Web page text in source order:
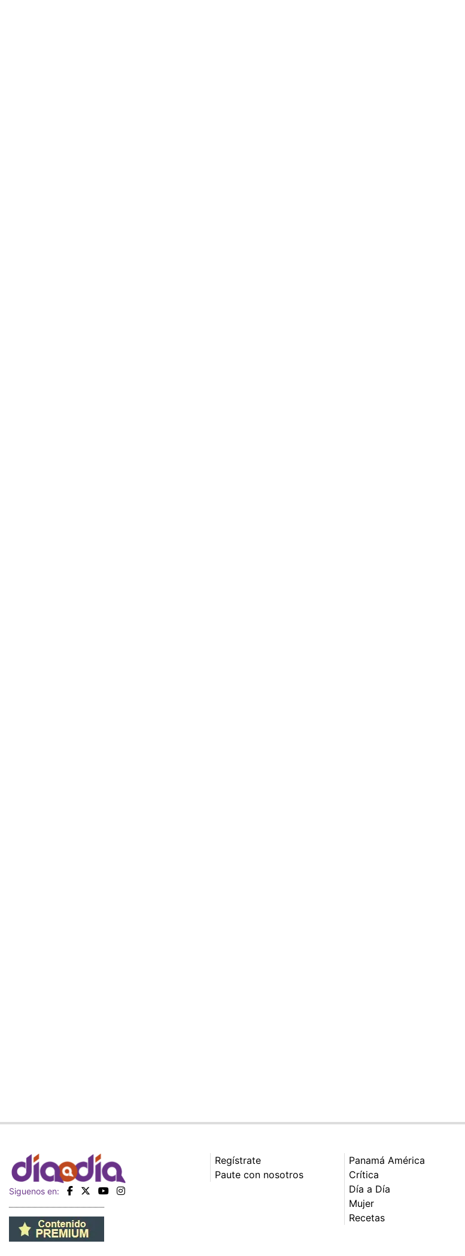
Siguenos en:
Regístrate
Paute con nosotros
Panamá América
Crítica
Día a Día
Mujer
Recetas